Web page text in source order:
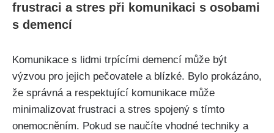
frustraci a stres při komunikaci s osobami
s demencí
Komunikace s lidmi trpícími demencí může být
výzvou pro jejich pečovatele a blízké. Bylo prokázáno,
že správná a respektující komunikace může
minimalizovat frustraci a stres spojený s tímto
onemocněním. Pokud se naučíte vhodné techniky a